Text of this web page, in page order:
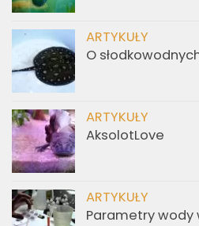
ARTYKUŁY
O
ARTYKUŁY
AksolotLove
ARTYKUŁY
Parametry wody